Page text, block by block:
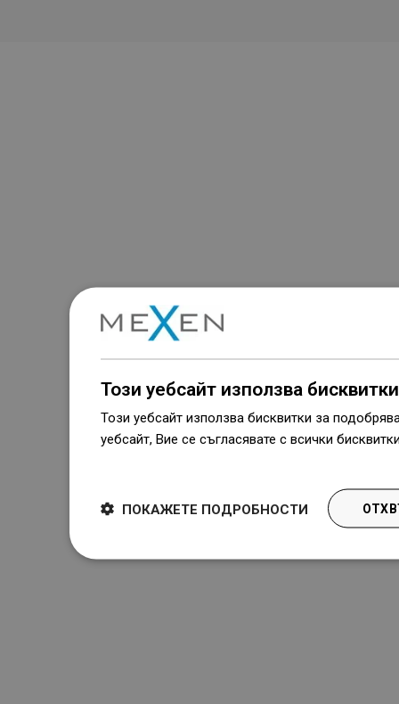
Този уебсайт използва бисквитки
Този уебсайт използва бисквитки за
уебсайт, Вие се съгласявате с всички
ПОКАЖЕТЕ ПОДРОБНОСТИ